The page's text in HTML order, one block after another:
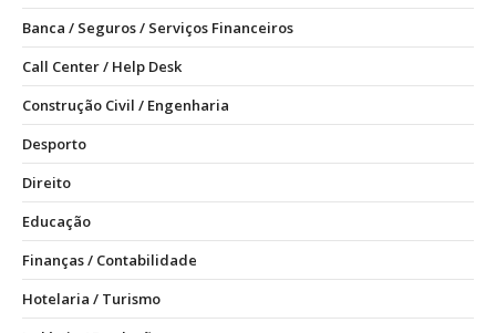
Banca / Seguros / Serviços Financeiros
Call Center / Help Desk
Construção Civil / Engenharia
Desporto
Direito
Educação
Finanças / Contabilidade
Hotelaria / Turismo